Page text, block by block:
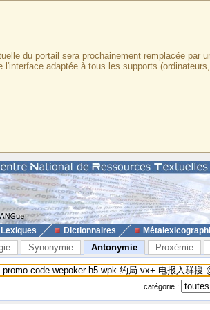
du portail sera prochainement remplacée par
l'interface adaptée à tous les supports
Lexiques Dictionnaires
Synonymie Antonymie Proxémie
catégorie :